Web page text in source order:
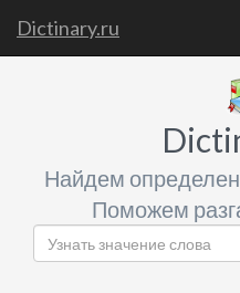
Dictinary.ru
Найдем
Поможем